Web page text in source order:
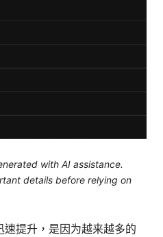
with AI assistance.
details before relying on
提升，是因为越来越多的